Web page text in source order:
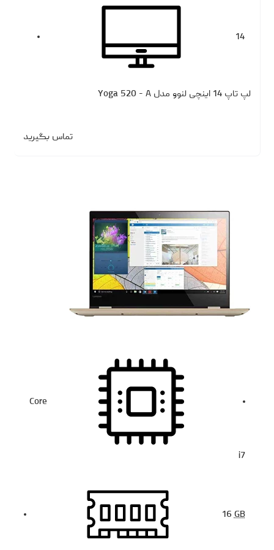
14
لپ تاپ 14 اینچی لنوو مدل Yoga 520 - A
تماس بگیرید
Core
i7
16GB